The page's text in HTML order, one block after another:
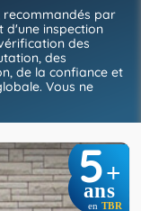
recommandés par
d'une inspection
des
des
de la confiance et
Vous ne
5+
ans
en TBR